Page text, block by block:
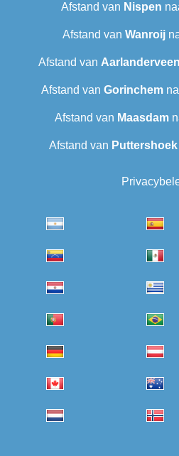
Afstand van Nispen
Afstand van Wanroij
Afstand van Aarlanderveen
Afstand van Gorinchem
Afstand van Maasdam
Afstand van Puttershoek